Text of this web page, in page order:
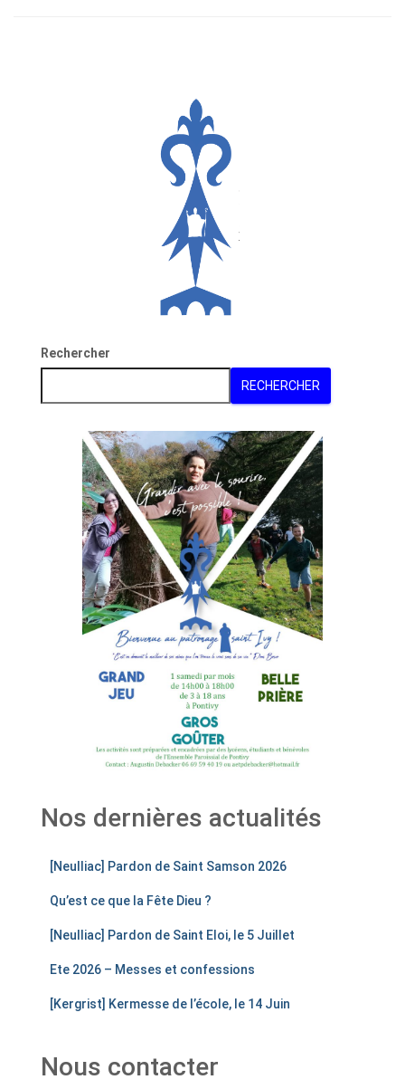
Rechercher
RECHERCHER
Nos dernières actualités
[Neulliac] Pardon de Saint Samson 2026
Qu’est ce que la Fête Dieu ?
[Neulliac] Pardon de Saint Eloi, le 5 Juillet
Ete 2026 – Messes et confessions
[Kergrist] Kermesse de l’école, le 14 Juin
Nous contacter